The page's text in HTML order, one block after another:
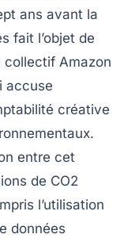
ans avant la
fait l’objet de
collectif Amazon
accuse
créative
entre cet
de CO2
l’utilisation
données